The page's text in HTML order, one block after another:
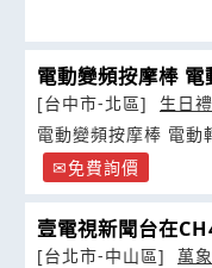
電動變頻按摩棒
[台中市-北區]
生日
電動變頻按摩棒 電
免費詢價
壹電視新聞台在
[台北市-中山區]
萬象